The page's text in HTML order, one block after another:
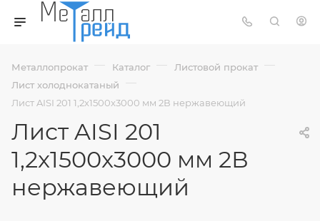
Металлопрокат — Каталог — Листовой прокат —
Лист холоднокатаный —
Лист AISI 201 1,2x1500x3000 мм 2В нержавеющий
Лист AISI 201
1,2x1500x3000 мм 2В
нержавеющий